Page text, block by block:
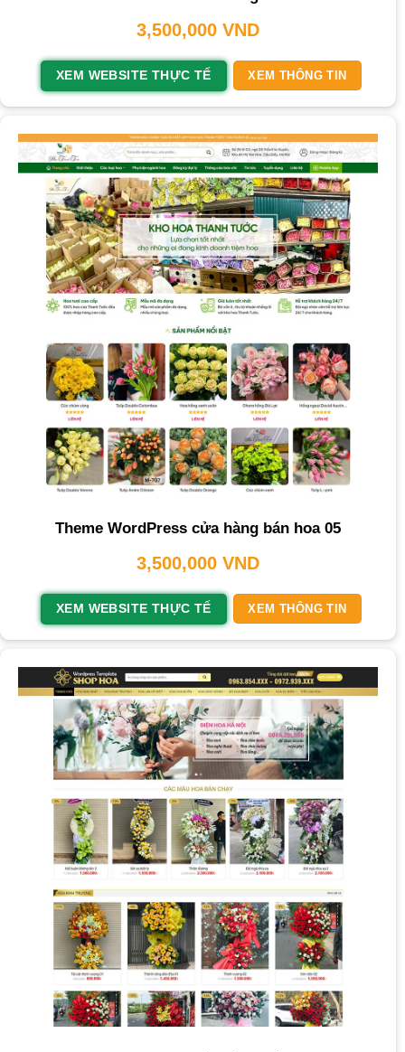
3,500,000 VND
XEM WEBSITE THỰC TẾ XEM THÔNG TIN
Theme WordPress cửa hàng bán hoa 05
3,500,000 VND
XEM WEBSITE THỰC TẾ XEM THÔNG TIN